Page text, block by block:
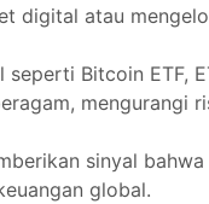
digital atau
Bitcoin ETF,
mengurangi
sinyal
global.